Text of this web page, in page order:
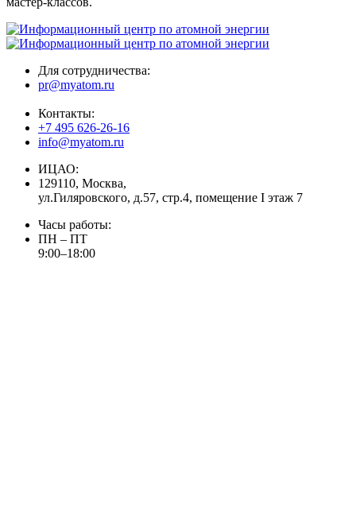
Для сотрудничества:
pr@myatom.ru
Контакты:
+7 495 626-26-16
info@myatom.ru
ИЦАО:
129110, Москва,
ул.Гиляровского, д.57, стр.4, помещение I этаж 7
Часы работы:
ПН – ПТ
9:00–18:00